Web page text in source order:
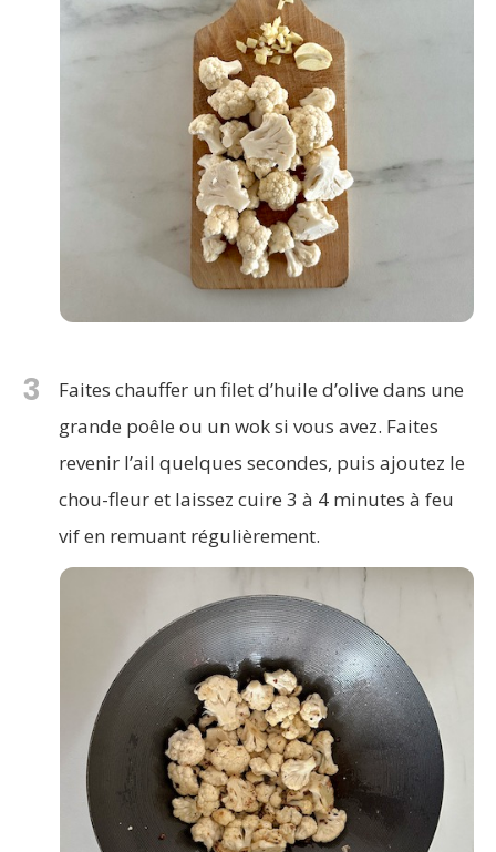
3
Faites chauffer un filet d’huile d’olive dans une
grande poêle ou un wok si vous avez. Faites
revenir l’ail quelques secondes, puis ajoutez le
chou-fleur et laissez cuire 3 à 4 minutes à feu
vif en remuant régulièrement.